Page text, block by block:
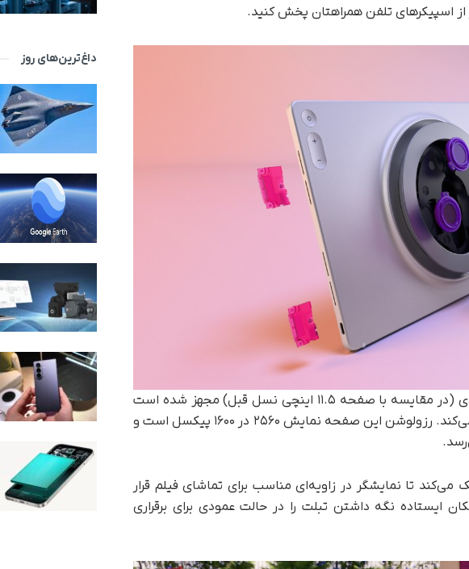
از اسپیکرهای تلفن همراهتان پخش کنید.
این مدل جدید به نمایشگر بزرگ‌تر ۱۲.۱ اینچی ال‌سی‌دی (در مقایسه با صفحه ۱۱.۵ اینچی نسل قبل) مجهز شده است
که از استانداردهای دالبی ویژن و HDR10 پشتیبانی می‌کند. رزولوشن این صفحه نمایش ۲۵۶۰ در ۱۶۰۰ پیکسل است و
تا نمایشگر در زاویه‌ای مناسب برای تماشای فیلم قرار
۳۶۰ درجه دارد که امکان ایستاده نگه داشتن تبلت را در حالت عمودی برای برقراری
داغ‌ترین‌های روز